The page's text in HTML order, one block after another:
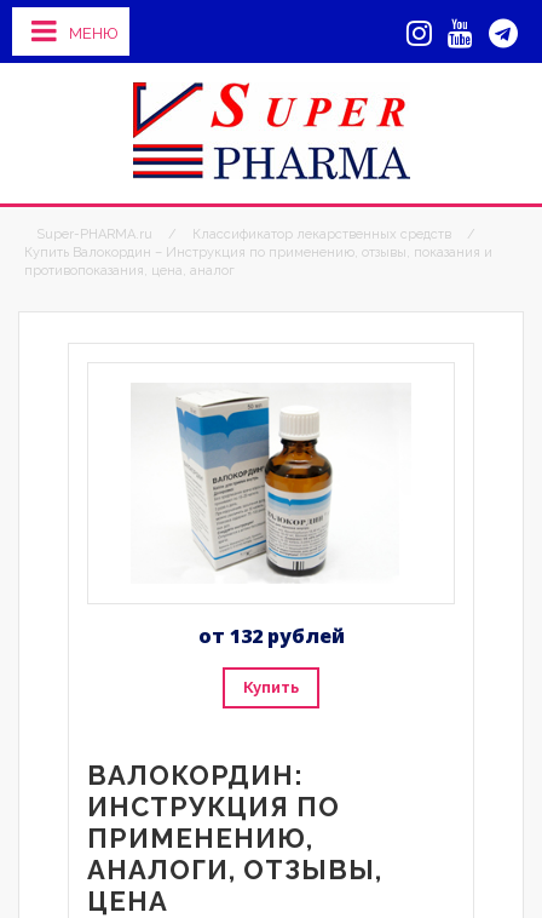
МЕНЮ
Super-PHARMA.ru / Классификатор лекарственных средств
/
Купить Валокордин – Инструкция по применению, отзывы, показания и
противопоказания, цена, аналог
от 132 рублей
Купить
ВАЛОКОРДИН:
ИНСТРУКЦИЯ ПО
ПРИМЕНЕНИЮ,
АНАЛОГИ, ОТЗЫВЫ,
ЦЕНА